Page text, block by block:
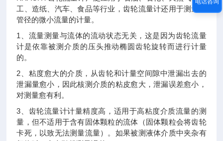
工、造纸、汽车、食品等行业，齿轮流量计还用于测量小
管径的微小流量的计量。
1、流量测量与流体的流动状态无关，这是因为齿轮流量
计是依靠被测介质的压头推动椭圆齿轮旋转而进行计量
的。
2、粘度愈大的介质，从齿轮和计量空间隙中泄漏出去的
泄漏量愈小，因此核测介质的粘皮愈大，泄漏误差愈小，
对测量愈有利。
3、齿轮流量计计量精度高，适用于高粘度介质流量的测
量，但不适用于含有固体颗粒的流体（固体颗粒会将齿轮
卡死，以致无法测量流量）。如果被测液体介质中夹杂有
电话咨询